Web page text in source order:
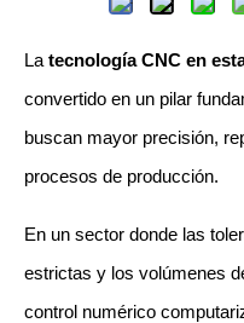
La tecnología CNC en
convertido en un pilar
buscan mayor precisión,
procesos de producción.
En un sector donde las
estrictas y los volúmenes
control numérico